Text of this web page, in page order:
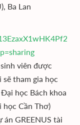
Ba Lan
viên được
tham gia học
học Bách khoa
học Cần Thơ)
GREENUS tài